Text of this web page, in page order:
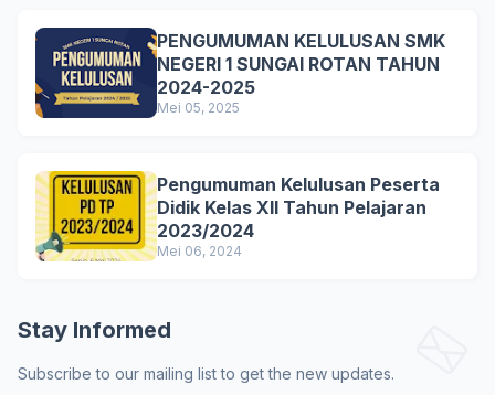
PENGUMUMAN KELULUSAN SMK
NEGERI 1 SUNGAI ROTAN TAHUN
2024-2025
Mei 05, 2025
Pengumuman Kelulusan Peserta
Didik Kelas XII Tahun Pelajaran
2023/2024
Mei 06, 2024
Stay Informed
Subscribe to our mailing list to get the new updates.